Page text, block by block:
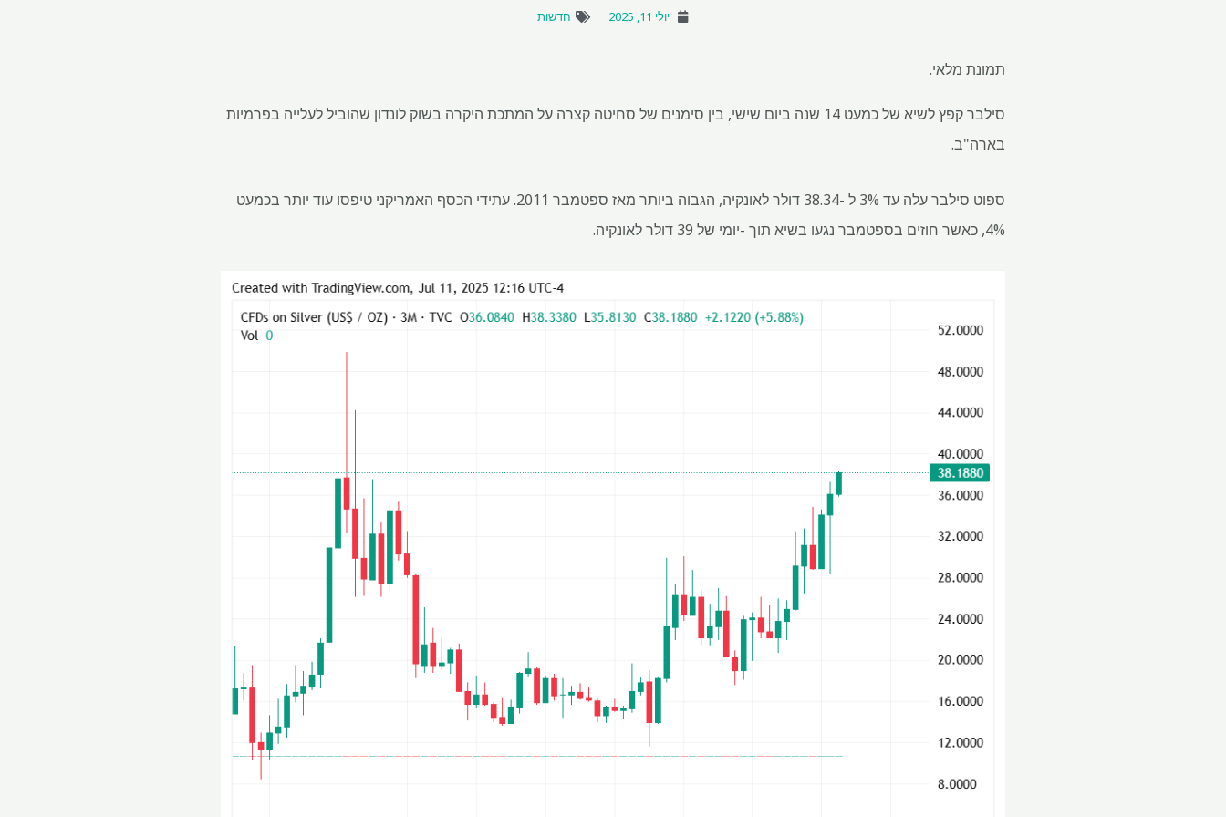
יולי 11, 2025 חדשות
תמונת מלאי.
סילבר קפץ לשיא של כמעט 14 שנה ביום שישי, בין סימנים של סחיטה קצרה על המתכת היקרה בשוק לונדון שהוביל לעלייה בפרמיות
בארה"ב.
ספוט סילבר עלה עד 3% ל -38.34 דולר לאונקיה, הגבוה ביותר מאז ספטמבר 2011. עתידי הכסף האמריקני טיפסו עוד יותר בכמעט
4%, כאשר חוזים בספטמבר נגעו בשיא תוך -יומי של 39 דולר לאונקיה.